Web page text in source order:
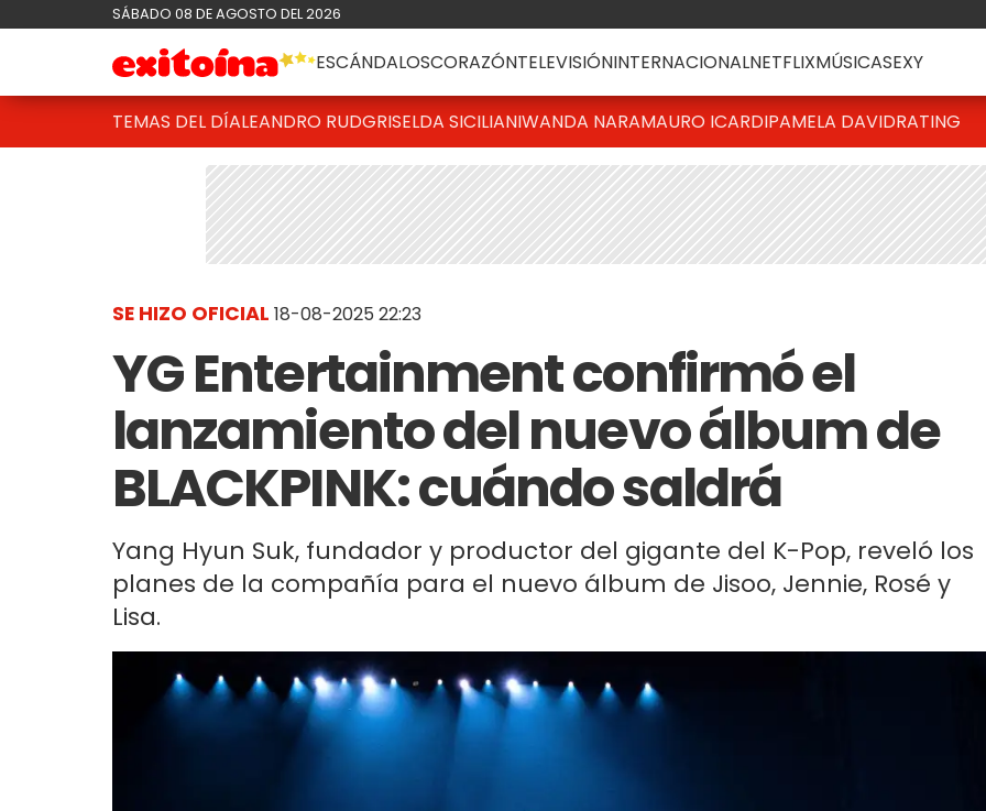
SÁBADO 08 DE AGOSTO DEL 2026
ESCÁNDALOSCORAZÓNTELEVISIÓNINTERNACIONALNETFLIXMÚSICASEXY
TEMAS DEL DÍALEANDRO RUDGRISELDA SICILIANIWANDA NARAMAURO ICARDIPAMELA DAVIDRATING
SE HIZO OFICIAL 18-08-2025 22:23
YG Entertainment confirmó el
lanzamiento del nuevo álbum de
BLACKPINK: cuándo saldrá
Yang Hyun Suk, fundador y productor del gigante del K-Pop, reveló los
planes de la compañía para el nuevo álbum de Jisoo, Jennie, Rosé y
Lisa.